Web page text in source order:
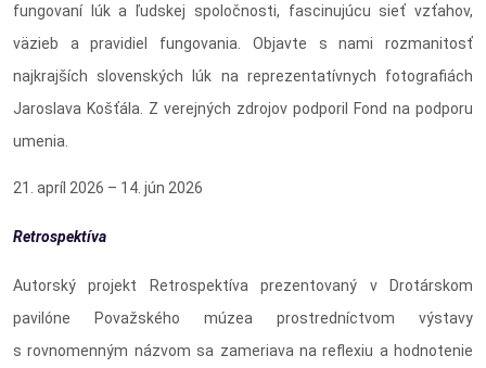
fungovaní lúk a ľudskej spoločnosti, fascinujúcu sieť vzťahov,
väzieb a pravidiel fungovania. Objavte s nami rozmanitosť
najkrajších slovenských lúk na reprezentatívnych fotografiách
Jaroslava Košťála. Z verejných zdrojov podporil Fond na podporu
umenia.
21. apríl 2026 – 14. jún 2026
Retrospektíva
Autorský projekt Retrospektíva prezentovaný v Drotárskom
pavilóne Považského múzea prostredníctvom výstavy
s rovnomenným názvom sa zameriava na reflexiu a hodnotenie